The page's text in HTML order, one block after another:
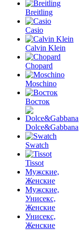
Breitling
Casio
Calvin Klein
Chopard
Moschino
Восток
Dolce&Gabbana
Swatch
Tissot
Мужские,
Женские
Мужские,
Унисекс,
Женские
Унисекс,
Женские